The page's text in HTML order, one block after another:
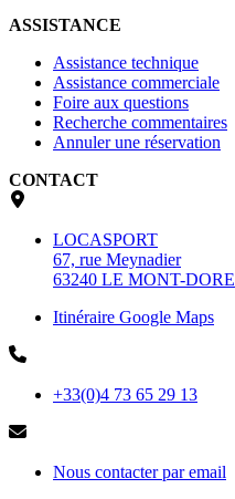
ASSISTANCE
Assistance technique
Assistance commerciale
Foire aux questions
Recherche commentaires
Annuler une réservation
CONTACT
LOCASPORT
67, rue Meynadier
63240 LE MONT-DORE
Itinéraire Google Maps
+33(0)4 73 65 29 13
Nous contacter par email